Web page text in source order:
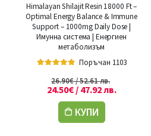
Himalayan Shilajit Resin 18000 Ft –
Optimal Energy Balance & Immune
Support – 1000mg Daily Dose |
Имунна система | Енергиен
метаболизъм
Поръчан 1103
26.90€/ 52.61 лв.
24.50€/ 47.92 лв.
КУПИ